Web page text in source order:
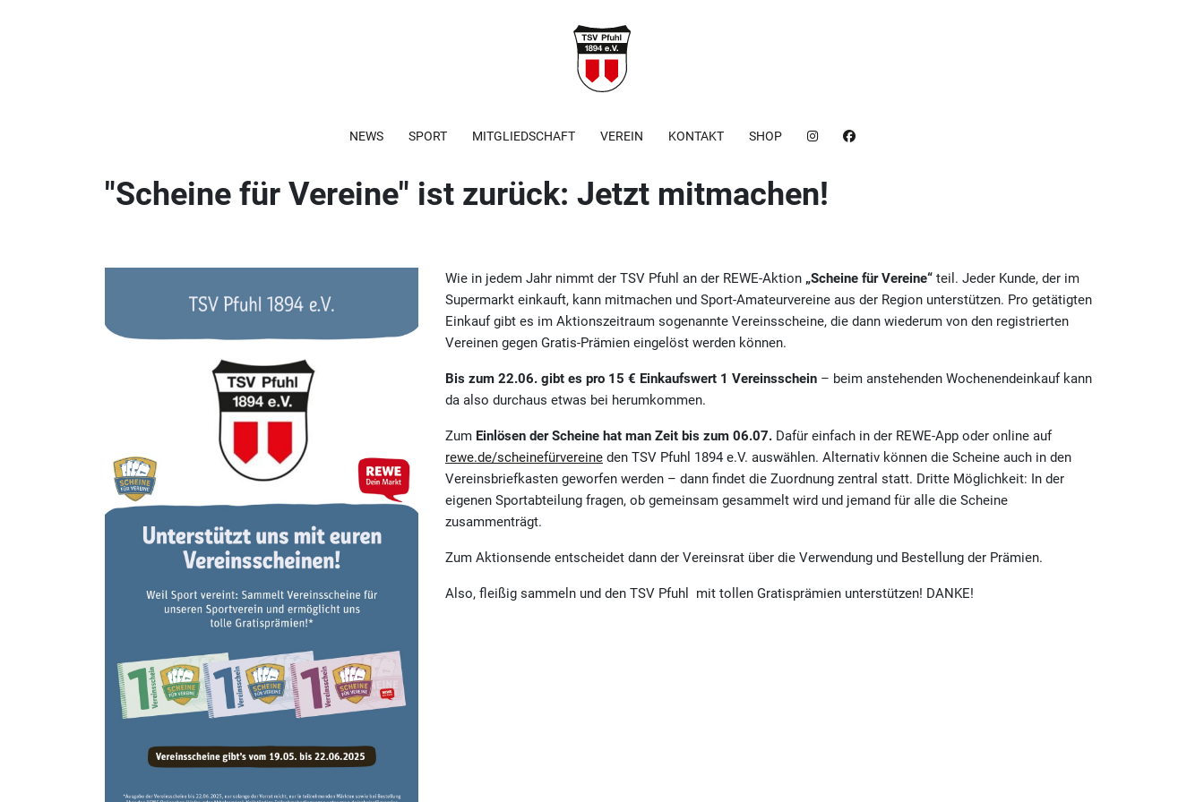
NEWS SPORT MITGLIEDSCHAFT VEREIN KONTAKT SHOP
"Scheine für Vereine" ist zurück: Jetzt mitmachen!
Wie in jedem Jahr nimmt der TSV Pfuhl an der REWE-Aktion „Scheine für Vereine“ teil. Jeder Kunde, der im
Supermarkt einkauft, kann mitmachen und Sport-Amateurvereine aus der Region unterstützen. Pro getätigten
Einkauf gibt es im Aktionszeitraum sogenannte Vereinsscheine, die dann wiederum von den registrierten
Vereinen gegen Gratis-Prämien eingelöst werden können.
Bis zum 22.06. gibt es pro 15 € Einkaufswert 1 Vereinsschein – beim anstehenden Wochenendeinkauf kann
da also durchaus etwas bei herumkommen.
Zum Einlösen der Scheine hat man Zeit bis zum 06.07. Dafür einfach in der REWE-App oder online auf
rewe.de/scheinefürvereine den TSV Pfuhl 1894 e.V. auswählen. Alternativ können die Scheine auch in den
Vereinsbriefkasten geworfen werden – dann findet die Zuordnung zentral statt. Dritte Möglichkeit: In der
eigenen Sportabteilung fragen, ob gemeinsam gesammelt wird und jemand für alle die Scheine
zusammenträgt.
Zum Aktionsende entscheidet dann der Vereinsrat über die Verwendung und Bestellung der Prämien.
Also, fleißig sammeln und den TSV Pfuhl mit tollen Gratisprämien unterstützen! DANKE!